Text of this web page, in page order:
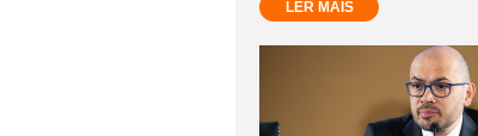
LER MAIS